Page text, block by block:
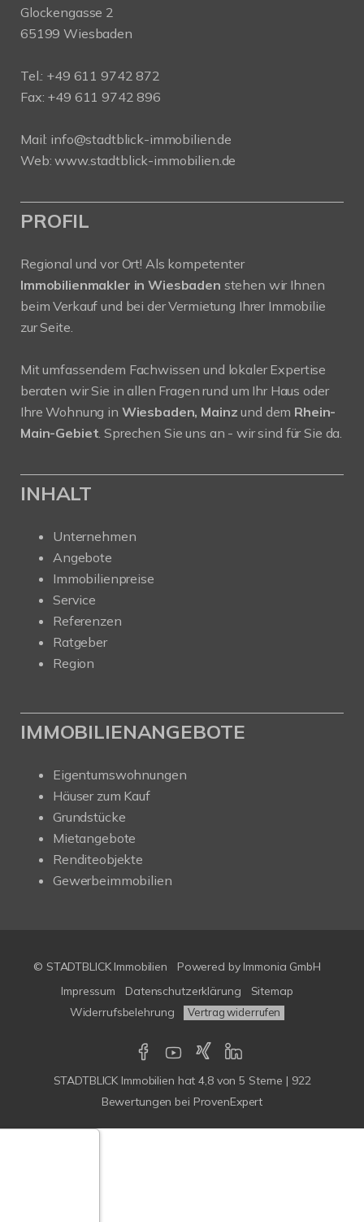
Glockengasse 2
65199 Wiesbaden
Tel.: +49 611 9742 872
Fax: +49 611 9742 896
Mail: info@stadtblick-immobilien.de
Web:www.stadtblick-immobilien.de
PROFIL
Regional und vor Ort! Als kompetenter
Immobilienmakler in Wiesbaden stehen wir Ihnen
beim Verkauf und bei der Vermietung Ihrer Immobilie
zur Seite.
Mit umfassendem Fachwissen und lokaler Expertise
beraten wir Sie in allen Fragen rund um Ihr Haus oder
Ihre Wohnung in Wiesbaden, Mainzund dem Rhein-
Main-Gebiet. Sprechen Sie uns an - wir sind für Sie da.
INHALT
Unternehmen
Angebote
Immobilienpreise
Service
Referenzen
Ratgeber
Region
IMMOBILIENANGEBOTE
Eigentumswohnungen
Häuser zum Kauf
Grundstücke
Mietangebote
Renditeobjekte
Gewerbeimmobilien
© STADTBLICK Immobilien Powered by Immonia GmbH
Impressum
Datenschutzerklärung
Sitemap
Widerrufsbelehrung
Vertrag widerrufen
STADTBLICK Immobilien hat4,8von5 Sterne | 922
Bewertungen bei ProvenExpert